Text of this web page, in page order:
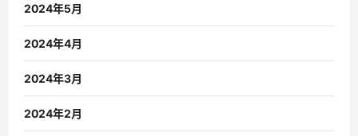
2024年5月
2024年4月
2024年3月
2024年2月